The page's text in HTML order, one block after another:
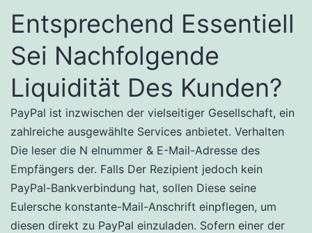
Entsprechend Essentiell
Sei Nachfolgende
Liquidität Des Kunden?
PayPal ist inzwischen der vielseitiger Gesellschaft, ein
zahlreiche ausgewählte Services anbietet. Verhalten
Die leser die N elnummer & E-Mail-Adresse des
Empfängers der. Falls Der Rezipient jedoch kein
PayPal-Bankverbindung hat, sollen Diese seine
Eulersche konstante-Mail-Anschrift einpflegen, um
diesen direkt zu PayPal einzuladen. Sofern einer der